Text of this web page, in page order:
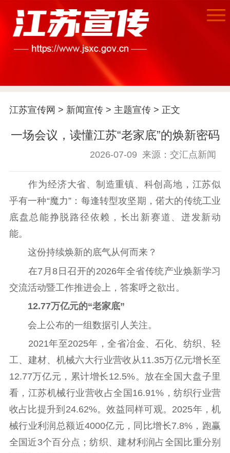
江苏要闻
公示公告
通知公告 信息公开制度
信息公开指南
信息公开年度报
告
政策法规
工作动态
理论武装
理论学习 宣传宣讲 研究阐释
江苏宣传网 > 新闻宣传> 主题宣传> 正文
一场会议，读懂江苏“老家底”的焕新密码
2026-07-09 来源：交汇点新闻
作为经济大省、制造重镇、科创高地，江苏似
乎有一种“魔力”：每逢转型攻坚期，偌大的传统工业
底盘总能挣脱路径依赖，长出新赛道、迸发新动
能。
这份持续焕新的底气从何而来？
在7月8日召开的2026年全省传统产业焕新学习
交流活动暨工作推进会上，答案呼之欲出。
12.77万亿元的“老家底”
会上公布的一组数据引人关注。
2021年至2025年，全省冶金、石化、纺织、轻
工、建材、机械六大行业营收从11.35万亿元增长至
12.77万亿元，累计增长12.5%。放在全国大盘子里
看，江苏机械行业营收占全国16.91%，纺织行业营
收占比提升到24.62%。效益同样可观。2025年，机
械行业利润总额近4000亿元，同比增长7.8%，跑赢
全国近3个百分点；纺织、建材利润占全国比重分别